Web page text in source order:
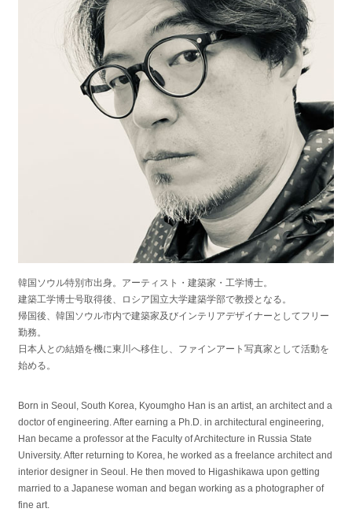
韓国ソウル特別市出身。アーティスト・建築家・工学博士。
建築工学博士号取得後、ロシア国立大学建築学部で教授となる。
帰国後、韓国ソウル市内で建築家及びインテリアデザイナーとしてフリー
勤務。
日本人との結婚を機に東川へ移住し、ファインアート写真家として活動を
始める。
Born in Seoul, South Korea, Kyoumgho Han is an artist, an architect and a
doctor of engineering. After earning a Ph.D. in architectural engineering,
Han became a professor at the Faculty of Architecture in Russia State
University. After returning to Korea, he worked as a freelance architect and
interior designer in Seoul. He then moved to Higashikawa upon getting
married to a Japanese woman and began working as a photographer of
fine art.